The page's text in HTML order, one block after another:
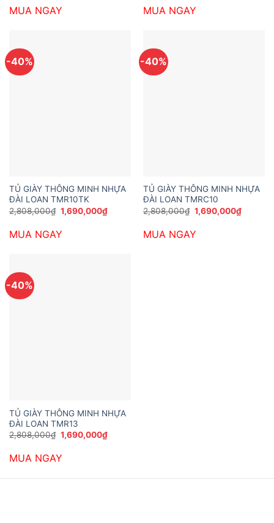
2,808,000₫.
MUA NGAY
2,268,000₫.
MUA NGAY
-40%
TỦ GIÀY THÔNG MINH NHỰA
ĐÀI LOAN TMR10TK
2,808,000₫ Giá
gốc
2,808,000₫.
1,690,000₫Giá
hiện
MUA NGAY
-40%
TỦ GIÀY THÔNG MINH NHỰA
ĐÀI LOAN TMRC10
2,808,000₫ Giá
gốc
2,808,000₫.
1,690,000₫Giá
hiện
MUA NGAY
-40%
TỦ GIÀY THÔNG MINH NHỰA
ĐÀI LOAN TMR13
2,808,000₫ Giá
gốc
2,808,000₫.
1,690,000₫Giá
hiện
MUA NGAY